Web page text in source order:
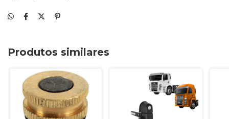
Produtos similares